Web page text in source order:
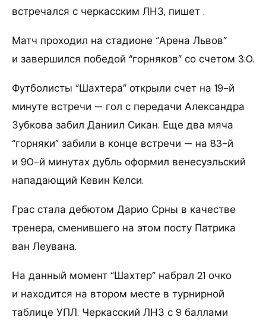
встречался с черкасским ЛНЗ, пишет .
Матч проходил на стадионе “Арена Львов”
и завершился победой “горняков” со счетом 3:0.
Футболисты “Шахтера” открыли счет на 19-й
минуте встречи — гол с передачи Александра
Зубкова забил Даниил Сикан. Еще два мяча
“горняки” забили в конце встречи — на 83-й
и 90-й минутах дубль оформил венесуэльский
нападающий Кевин Келси.
Грас стала дебютом Дарио Срны в качестве
тренера, сменившего на этом посту Патрика
ван Леувана.
На данный момент “Шахтер” набрал 21 очко
и находится на втором месте в турнирной
таблице УПЛ. Черкасский ЛНЗ с 9 баллами